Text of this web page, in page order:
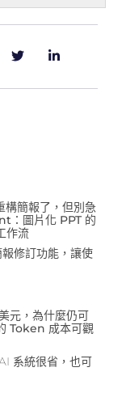
簡報了，但別急
：圖片化 PPT 的
作流
修訂功能，讓使
元，為什麼仍可
Token 成本可觀
系統很省，也可